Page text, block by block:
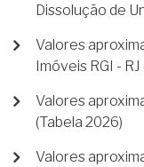
Dissolução de
Valores
Imóveis RGI -
Valores
(Tabela 2026)
Valores